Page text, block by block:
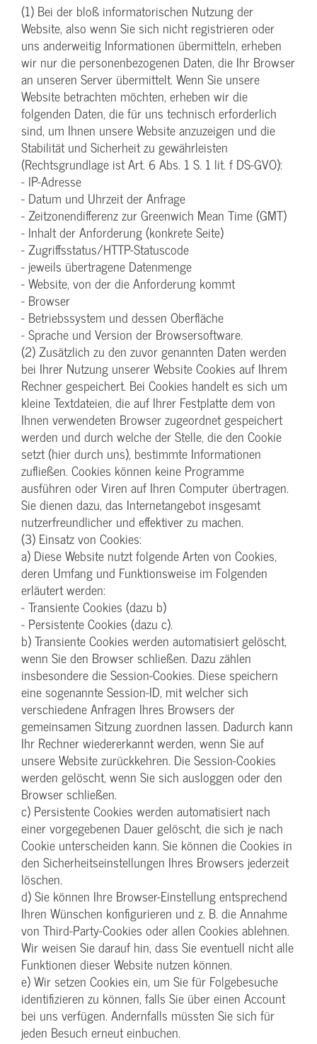
(1) Bei der bloß informatorischen Nutzung der
Website, also wenn Sie sich nicht registrieren oder
uns anderweitig Informationen übermitteln, erheben
wir nur die personenbezogenen Daten, die Ihr Browser
an unseren Server übermittelt. Wenn Sie unsere
Website betrachten möchten, erheben wir die
folgenden Daten, die für uns technisch erforderlich
sind, um Ihnen unsere Website anzuzeigen und die
Stabilität und Sicherheit zu gewährleisten
(Rechtsgrundlage ist Art. 6 Abs. 1 S. 1 lit. f DS-GVO):
- IP-Adresse
- Datum und Uhrzeit der Anfrage
- Zeitzonendifferenz zur Greenwich Mean Time (GMT)
- Inhalt der Anforderung (konkrete Seite)
- Zugriffsstatus/HTTP-Statuscode
- jeweils übertragene Datenmenge
- Website, von der die Anforderung kommt
- Browser
- Betriebssystem und dessen Oberfläche
- Sprache und Version der Browsersoftware.
(2) Zusätzlich zu den zuvor genannten Daten werden
bei Ihrer Nutzung unserer Website Cookies auf Ihrem
Rechner gespeichert. Bei Cookies handelt es sich um
kleine Textdateien, die auf Ihrer Festplatte dem von
Ihnen verwendeten Browser zugeordnet gespeichert
werden und durch welche der Stelle, die den Cookie
setzt (hier durch uns), bestimmte Informationen
zufließen. Cookies können keine Programme
ausführen oder Viren auf Ihren Computer übertragen.
Sie dienen dazu, das Internetangebot insgesamt
nutzerfreundlicher und effektiver zu machen.
(3) Einsatz von Cookies:
a) Diese Website nutzt folgende Arten von Cookies,
deren Umfang und Funktionsweise im Folgenden
erläutert werden:
- Transiente Cookies (dazu b)
- Persistente Cookies (dazu c).
b) Transiente Cookies werden automatisiert gelöscht,
wenn Sie den Browser schließen. Dazu zählen
insbesondere die Session-Cookies. Diese speichern
eine sogenannte Session-ID, mit welcher sich
verschiedene Anfragen Ihres Browsers der
gemeinsamen Sitzung zuordnen lassen. Dadurch kann
Ihr Rechner wiedererkannt werden, wenn Sie auf
unsere Website zurückkehren. Die Session-Cookies
werden gelöscht, wenn Sie sich ausloggen oder den
Browser schließen.
c) Persistente Cookies werden automatisiert nach
einer vorgegebenen Dauer gelöscht, die sich je nach
Cookie unterscheiden kann. Sie können die Cookies in
den Sicherheitseinstellungen Ihres Browsers jederzeit
löschen.
d) Sie können Ihre Browser-Einstellung entsprechend
Ihren Wünschen konfigurieren und z. B. die Annahme
von Third-Party-Cookies oder allen Cookies ablehnen.
Wir weisen Sie darauf hin, dass Sie eventuell nicht alle
Funktionen dieser Website nutzen können.
e) Wir setzen Cookies ein, um Sie für Folgebesuche
identifizieren zu können, falls Sie über einen Account
bei uns verfügen. Andernfalls müssten Sie sich für
jeden Besuch erneut einbuchen.